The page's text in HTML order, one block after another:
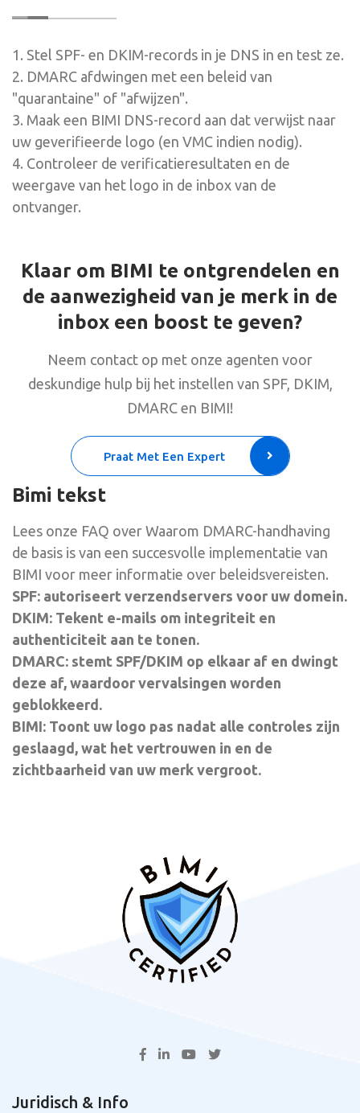
1. Stel SPF- en DKIM-records in je DNS in en test ze.
2. DMARC afdwingen met een beleid van
"quarantaine" of "afwijzen".
3. Maak een BIMI DNS-record aan dat verwijst naar
uw geverifieerde logo (en VMC indien nodig).
4. Controleer de verificatieresultaten en de
weergave van het logo in de inbox van de
ontvanger.
Klaar om BIMI te ontgrendelen en
de aanwezigheid van je merk in de
inbox een boost te geven?
Neem contact op met onze agenten voor
deskundige hulp bij het instellen van SPF, DKIM,
DMARC en BIMI!
Praat Met Een Expert
Bimi tekst
Lees onze FAQ over Waarom DMARC-handhaving
de basis is van een succesvolle implementatie van
BIMI voor meer informatie over beleidsvereisten.
SPF: autoriseert verzendservers voor uw domein.
DKIM: Tekent e-mails om integriteit en
authenticiteit aan te tonen.
DMARC: stemt SPF/DKIM op elkaar af en dwingt
deze af, waardoor vervalsingen worden
geblokkeerd.
BIMI: Toont uw logo pas nadat alle controles zijn
geslaagd, wat het vertrouwen in en de
zichtbaarheid van uw merk vergroot.
Juridisch & Info